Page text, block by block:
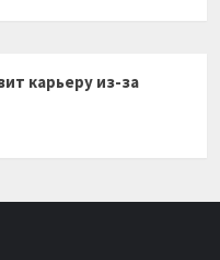
карьеру из-за